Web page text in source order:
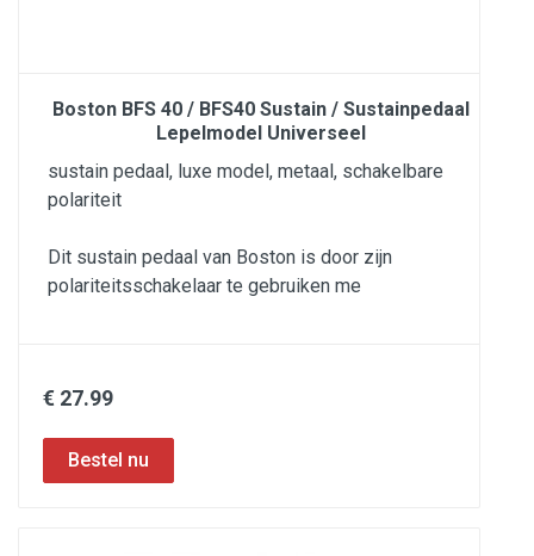
Boston BFS 40 / BFS40 Sustain / Sustainpedaal
Lepelmodel Universeel
sustain pedaal, luxe model, metaal, schakelbare
polariteit
Dit sustain pedaal van Boston is door zijn
polariteitsschakelaar te gebruiken me
€ 27.99